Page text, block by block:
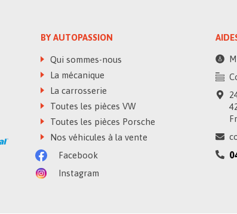
BY AUTOPASSION
Qui sommes-nous
La mécanique
La carrosserie
Toutes les pièces VW
Toutes les pièces Porsche
Nos véhicules à la vente
Facebook
Instagram